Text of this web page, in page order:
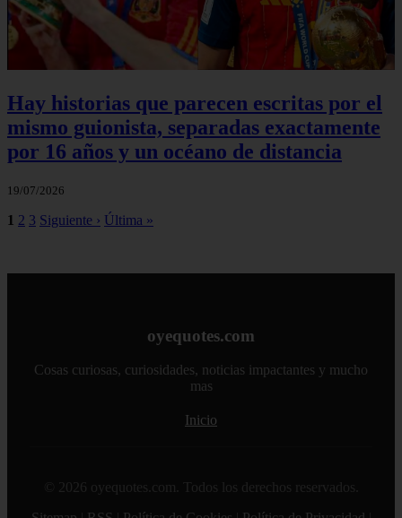
Hay historias que parecen escritas por el
mismo guionista, separadas exactamente
por 16 años y un océano de distancia
19/07/2026
1 2 3 Siguiente › Última »
oyequotes.com
Cosas curiosas, curiosidades, noticias impactantes y mucho
mas
Inicio
© 2026 oyequotes.com. Todos los derechos reservados.